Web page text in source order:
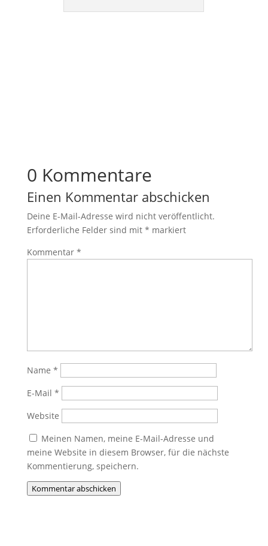
0 Kommentare
Einen Kommentar abschicken
Deine E-Mail-Adresse wird nicht veröffentlicht.
Erforderliche Felder sind mit * markiert
Kommentar *
Name *
E-Mail *
Website
Meinen Namen, meine E-Mail-Adresse und
meine Website in diesem Browser, für die nächste
Kommentierung, speichern.
Kommentar abschicken